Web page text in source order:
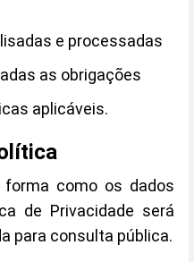
e processadas
as obrigações
aplicáveis.
como os dados
de Privacidade será
para consulta pública.